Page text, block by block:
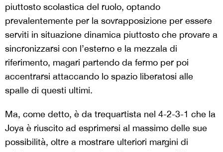
piuttosto scolastica del ruolo, optando
prevalentemente per la sovrapposizione per essere
serviti in situazione dinamica piuttosto che provare a
sincronizzarsi con l’esterno e la mezzala di
riferimento, magari partendo da fermo per poi
accentrarsi attaccando lo spazio liberatosi alle
spalle di questi ultimi.
Ma, come detto, è da trequartista nel 4-2-3-1 che la
Joya è riuscito ad esprimersi al massimo delle sue
possibilità, oltre a mostrare ulteriori margini di